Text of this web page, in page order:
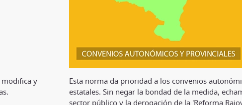
modifica y
Esta norma da prioridad a los convenios
estatales. Sin negar la bondad de la medida,
sector público y la derogación de la 'Reforma